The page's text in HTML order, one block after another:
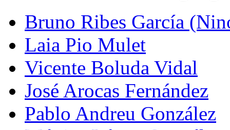
Bruno Ribes García
Laia Pio Mulet
Vicente Boluda Vidal
José Arocas Fernández
Pablo Andreu González